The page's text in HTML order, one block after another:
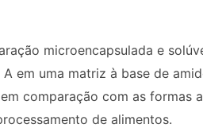
microencapsulada e
em uma matriz à base de
comparação com as formas
de alimentos.